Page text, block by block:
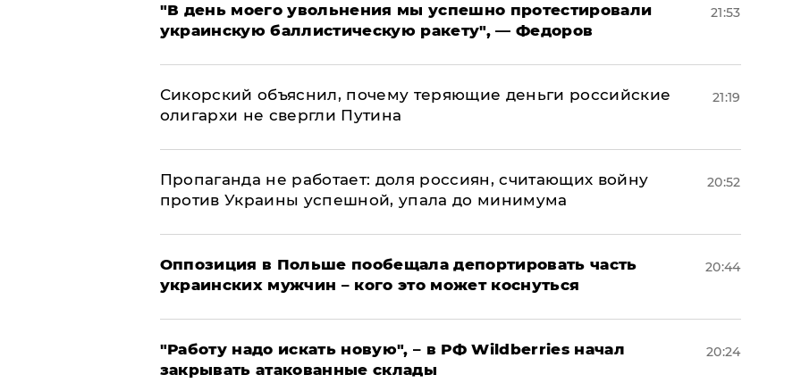
​"В день моего увольнения мы успешно протестировали
украинскую баллистическую ракету", — Федоров
21:53
Сикорский объяснил, почему теряющие деньги российские
олигархи не свергли Путина
21:19
​Пропаганда не работает: доля россиян, считающих войну
против Украины успешной, упала до минимума
20:52
Оппозиция в Польше пообещала депортировать часть
украинских мужчин – кого это может коснуться
20:44
"Работу надо искать новую", – в РФ Wildberries начал
закрывать атакованные склады
20:24